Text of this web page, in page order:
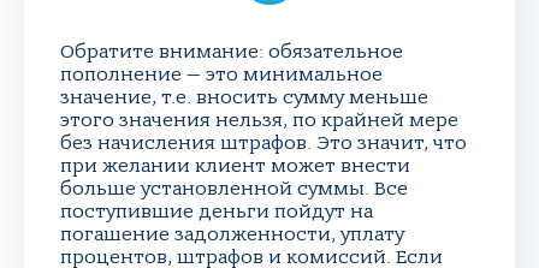
Обратите внимание: обязательное
пополнение — это минимальное
значение, т.е. вносить сумму меньше
этого значения нельзя, по крайней мере
без начисления штрафов. Это значит, что
при желании клиент может внести
больше установленной суммы. Все
поступившие деньги пойдут на
погашение задолженности, уплату
процентов, штрафов и комиссий. Если